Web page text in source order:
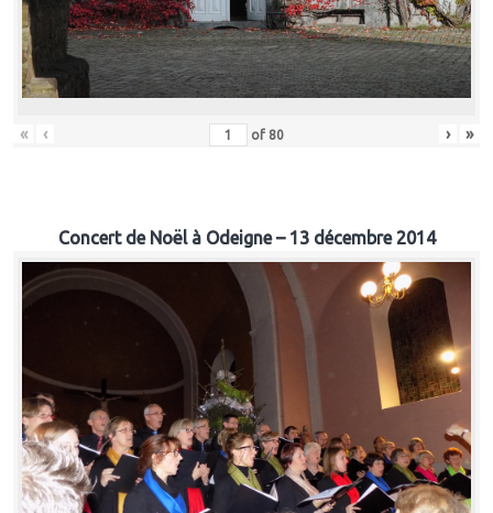
« ‹ of 80 › »
Concert de Noël à Odeigne – 13 décembre 2014